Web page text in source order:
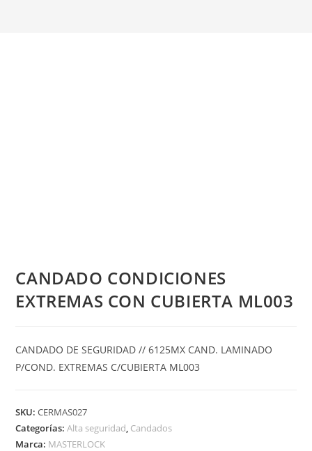
CANDADO CONDICIONES
EXTREMAS CON CUBIERTA ML003
CANDADO DE SEGURIDAD // 6125MX CAND. LAMINADO
P/COND. EXTREMAS C/CUBIERTA ML003
SKU:CERMAS027
Categorías:Alta seguridad, Candados
Marca: MASTERLOCK